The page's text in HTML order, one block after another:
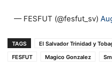
— FESFUT (@fesfut_sv)
TAGS
El Salvador Trinidad y
FESFUT
Magico Gonzalez